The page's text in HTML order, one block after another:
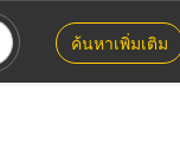
ค้นหาเพิ่มเติม